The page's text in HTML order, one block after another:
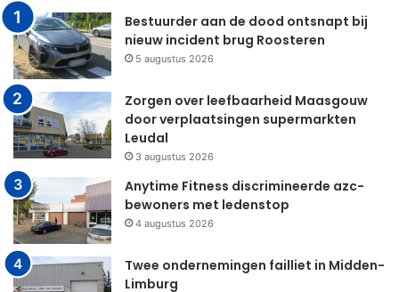
Bestuurder aan de dood ontsnapt bij
nieuw incident brug Roosteren
5 augustus 2026
Zorgen over leefbaarheid Maasgouw
door verplaatsingen supermarkten
Leudal
3 augustus 2026
Anytime Fitness discrimineerde azc-
bewoners met ledenstop
4 augustus 2026
Twee ondernemingen failliet in Midden-
Limburg